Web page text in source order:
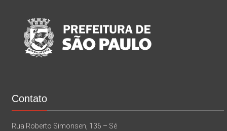
Contato
Rua Roberto Simonsen, 136 – Sé